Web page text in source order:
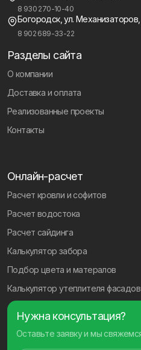
8 930 270-10-40
Богородск, ул.
8 902 689-33-22
Разделы сайта
О компании
Доставка и оплата
Реализованные проекты
Контакты
Онлайн-расчет
Расчет кровли и софитов
Расчет водостока
Расчет сайдинга
Калькулятор забора
Подбор цвета и матералов
Калькулятор утеплителя фасадов
Нужна консультация?
Оставьте заявку и мы